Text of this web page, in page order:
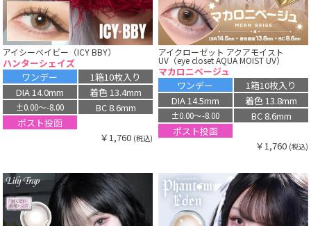
アイシーベイビー（ICY BBY）
ハンターシェイズ
ワンデー
1箱10枚入り
DIA 14.0mm
着色 13.4mm
±0.00〜-8.00
BC 8.6mm
ポスト投函
￥1,760 (税込)
アイクローゼット アクアモイスト
UV（eye closet AQUA MOIST UV）
マカロニベージュ
ワンデー
1箱10枚入り
DIA 14.5mm
着色 13.8mm
±0.00〜-8.00
BC 8.6mm
ポスト投函
￥1,760 (税込)